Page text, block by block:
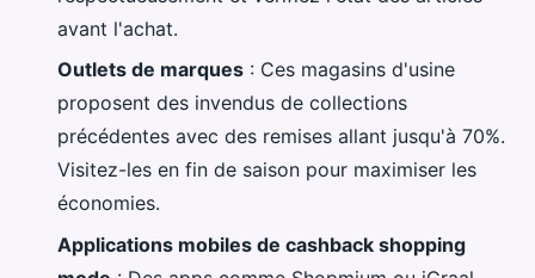
avant l'achat.
Outlets de marques : Ces magasins d'usine
proposent des invendus de collections
précédentes avec des remises allant jusqu'à 70%.
Visitez-les en fin de saison pour maximiser les
économies.
Applications mobiles de cashback shopping